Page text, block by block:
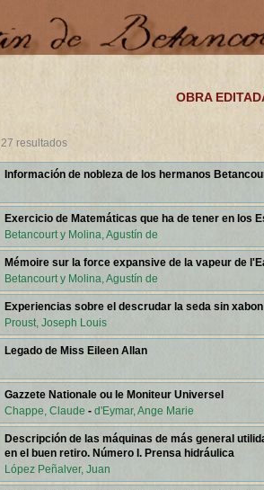
OBRA
27 resultados
Información de nobleza de los hermanos
Exercicio de Matemáticas que ha de tener en los
Betancourt y Molina, Agustín de
Mémoire sur la force expansive de la vapeur de
Betancourt y Molina, Agustín de
Experiencias sobre el descrudar la seda sin xabon
Proust, Joseph Louis
Legado de Miss Eileen Allan
Gazzete Nationale ou le Moniteur Universel
Chappe, Claude - d'Eymar, Ange Marie
Descripción de las máquinas de más general
en el buen retiro. Número I. Prensa hidráulica
López Peñalver, Juan